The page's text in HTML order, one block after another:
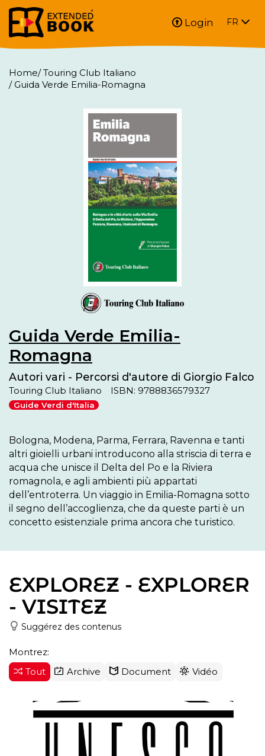
Login FR
Home/ Touring Club Italiano
/ Guida Verde Emilia-Romagna
Guida Verde Emilia-
Romagna
Autori vari - Percorsi d'autore di Giorgio Falco
Touring Club Italiano ISBN: 9788836579327
Guide Verdi d'Italia
Bologna, Modena, Parma, Ferrara, Ravenna e tanti
altri gioielli urbani introducono alla striscia di terra e
acqua che unisce il Delta del Po e la Riviera
romagnola, e agli ambienti più appartati
dell’entroterra. Un viaggio in Emilia-Romagna sotto
il segno dell’accoglienza, che da queste parti è un
concetto esistenziale prima ancora che turistico.
EXPLOREZ - EXPLORER
- VISITEZ
Suggérez des contenus
Montrez:
Tout
Archive Document Vidéo